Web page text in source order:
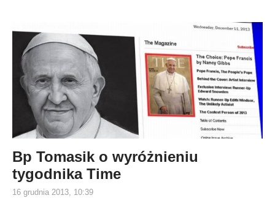
Bp Tomasik o wyróżnieniu
tygodnika Time
16 grudnia 2013, 10:39